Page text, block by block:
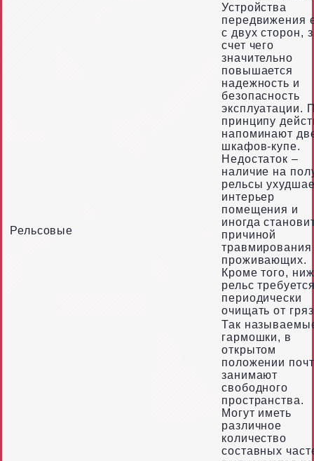
Рельсовые
Устройства
передвижения
с двух сторон,
счет чего
значительно
повышается
надежность и
безопасность
эксплуатации.
принципу
напоминают
шкафов-купе.
Недостаток –
наличие на
рельсы
интерьер
помещения и
иногда
причиной
травмирования
проживающих.
Кроме того,
рельс
периодически
очищать от
Так
гармошки, в
открытом
положении
занимают
свободного
пространства.
Могут иметь
различное
количество
составных